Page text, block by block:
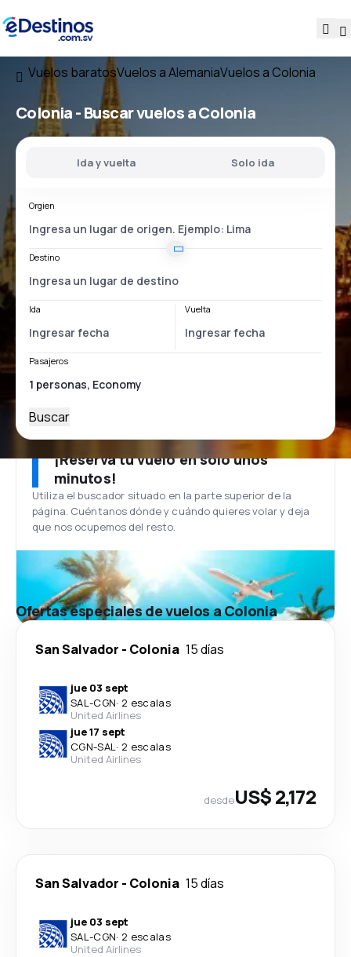
Vuelos baratosVuelos a AlemaniaVuelos a Colonia
Colonia - Buscar vuelos a Colonia
Ida y vuelta Solo ida
Orgien
Destino
Ida Vuelta
Pasajeros
Buscar
¡Reserva tu vuelo en solo unos
minutos!
Utiliza el buscador situado en la parte superior de la
página. Cuéntanos dónde y cuándo quieres volar y deja
que nos ocupemos del resto.
Ofertas especiales de vuelos a Colonia
San Salvador - Colonia 15 días
jue 03 sept
SAL-CGN· 2 escalas
United Airlines
jue 17 sept
CGN-SAL· 2 escalas
United Airlines
desdeUS$ 2,172
San Salvador - Colonia 15 días
jue 03 sept
SAL-CGN· 2 escalas
United Airlines